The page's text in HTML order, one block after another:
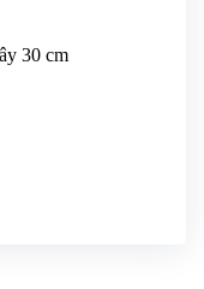
30 cm